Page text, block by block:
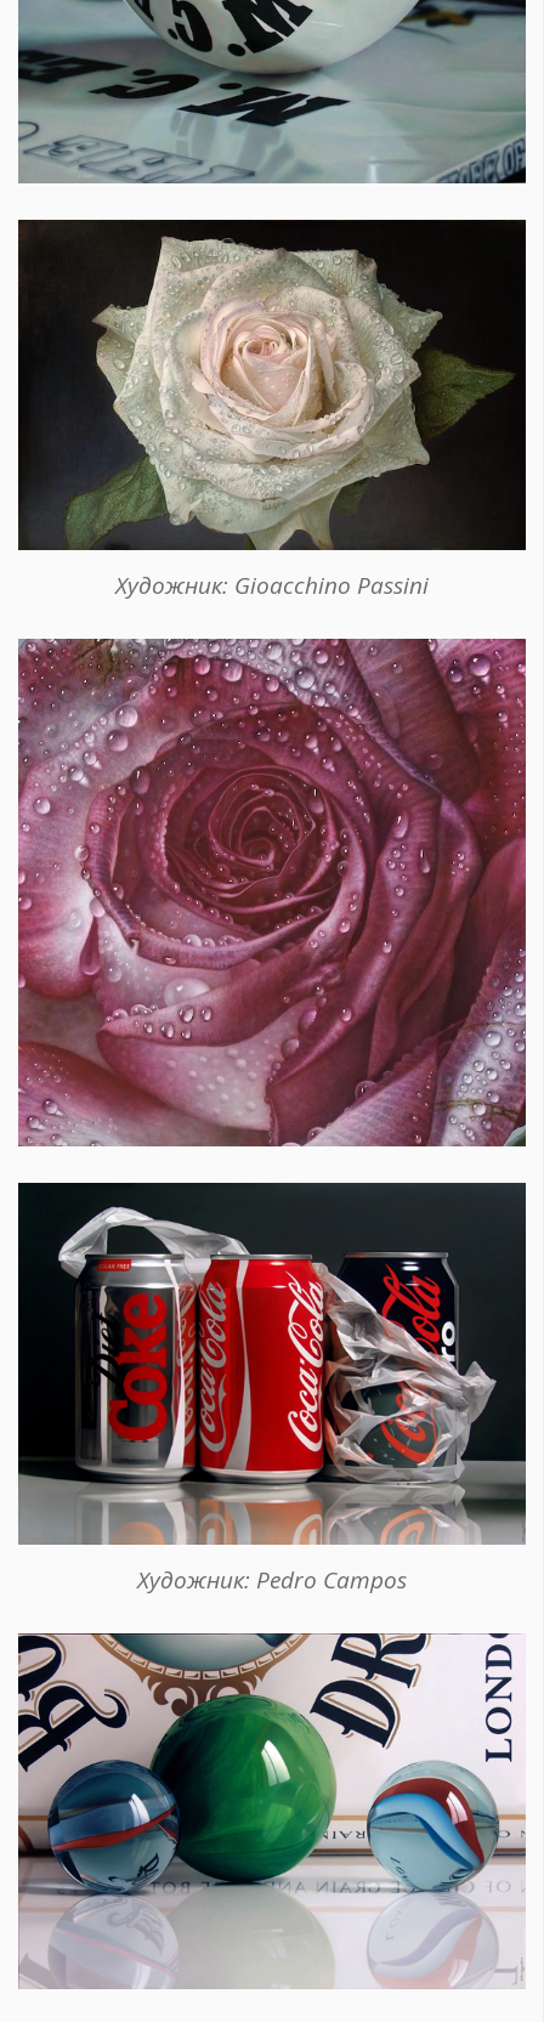
Художник: Gioacchino Passini
Художник: Pedro Campos